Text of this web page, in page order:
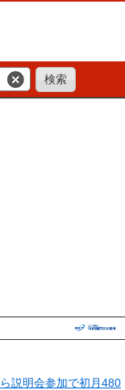
説明会参加で初月480